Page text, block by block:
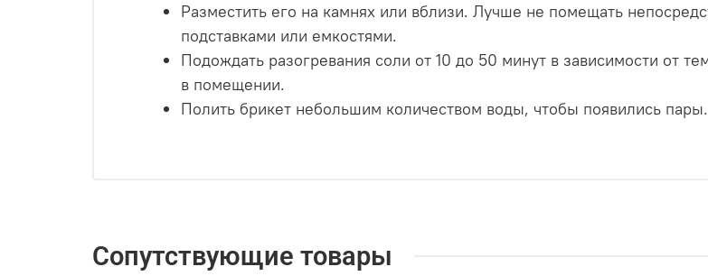
Разместить его на камнях или вблизи. Лучше не помещать
подставками или емкостями.
Подождать разогревания соли от 10 до 50 минут в зависимости от
в помещении.
Полить брикет небольшим количеством воды, чтобы появились пары.
Сопутствующие товары